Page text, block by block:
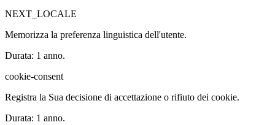
NEXT_LOCALE
Memorizza la preferenza linguistica dell'utente.
Durata: 1 anno.
cookie-consent
Registra la Sua decisione di accettazione o rifiuto dei cookie.
Durata: 1 anno.